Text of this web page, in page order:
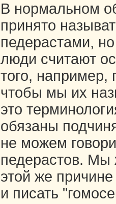
В нормальном
принято
педерастами,
люди считают
того, например,
чтобы мы их
это
обязаны
не можем
педерастов.
этой же
и писать